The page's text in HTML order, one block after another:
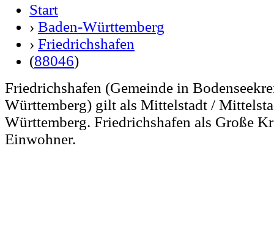
Start
› Baden-Württemberg
› Friedrichshafen
(88046)
Friedrichshafen (Gemeinde in
Württemberg) gilt als Mittelstadt /
Württemberg. Friedrichshafen als Große
Einwohner.